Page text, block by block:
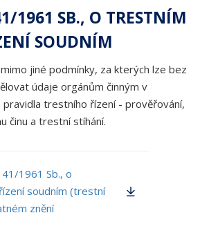
1961 SB., O TRESTNÍM
SOUDNÍM
jiné podmínky, za kterých lze bez
údaje orgánům činným v
trestního řízení - prověřování,
činu a trestní stíhání.
1961 Sb., o
soudním (trestní
znění